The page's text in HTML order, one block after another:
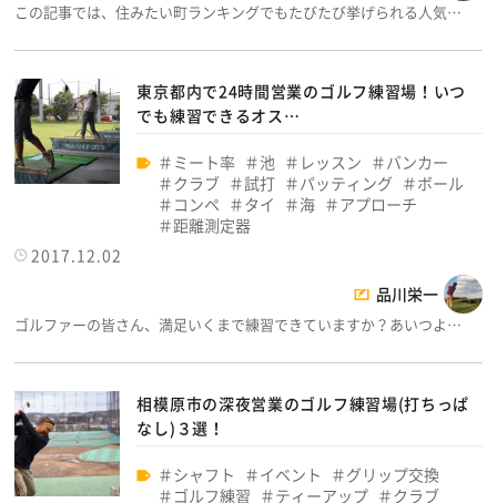
この記事では、住みたい町ランキングでもたびたび挙げられる人気…
東京都内で24時間営業のゴルフ練習場！いつ
でも練習できるオス…
ミート率 池 レッスン
バンカー
クラブ
試打 パッティング
ボール
コンペ
タイ 海
アプローチ
距離測定器
2017.12.02
品川栄一
ゴルファーの皆さん、満足いくまで練習できていますか？あいつよ…
相模原市の深夜営業のゴルフ練習場(打ちっぱ
なし)３選！
シャフト イベント
グリップ交換
ゴルフ練習
ティーアップ
クラブ